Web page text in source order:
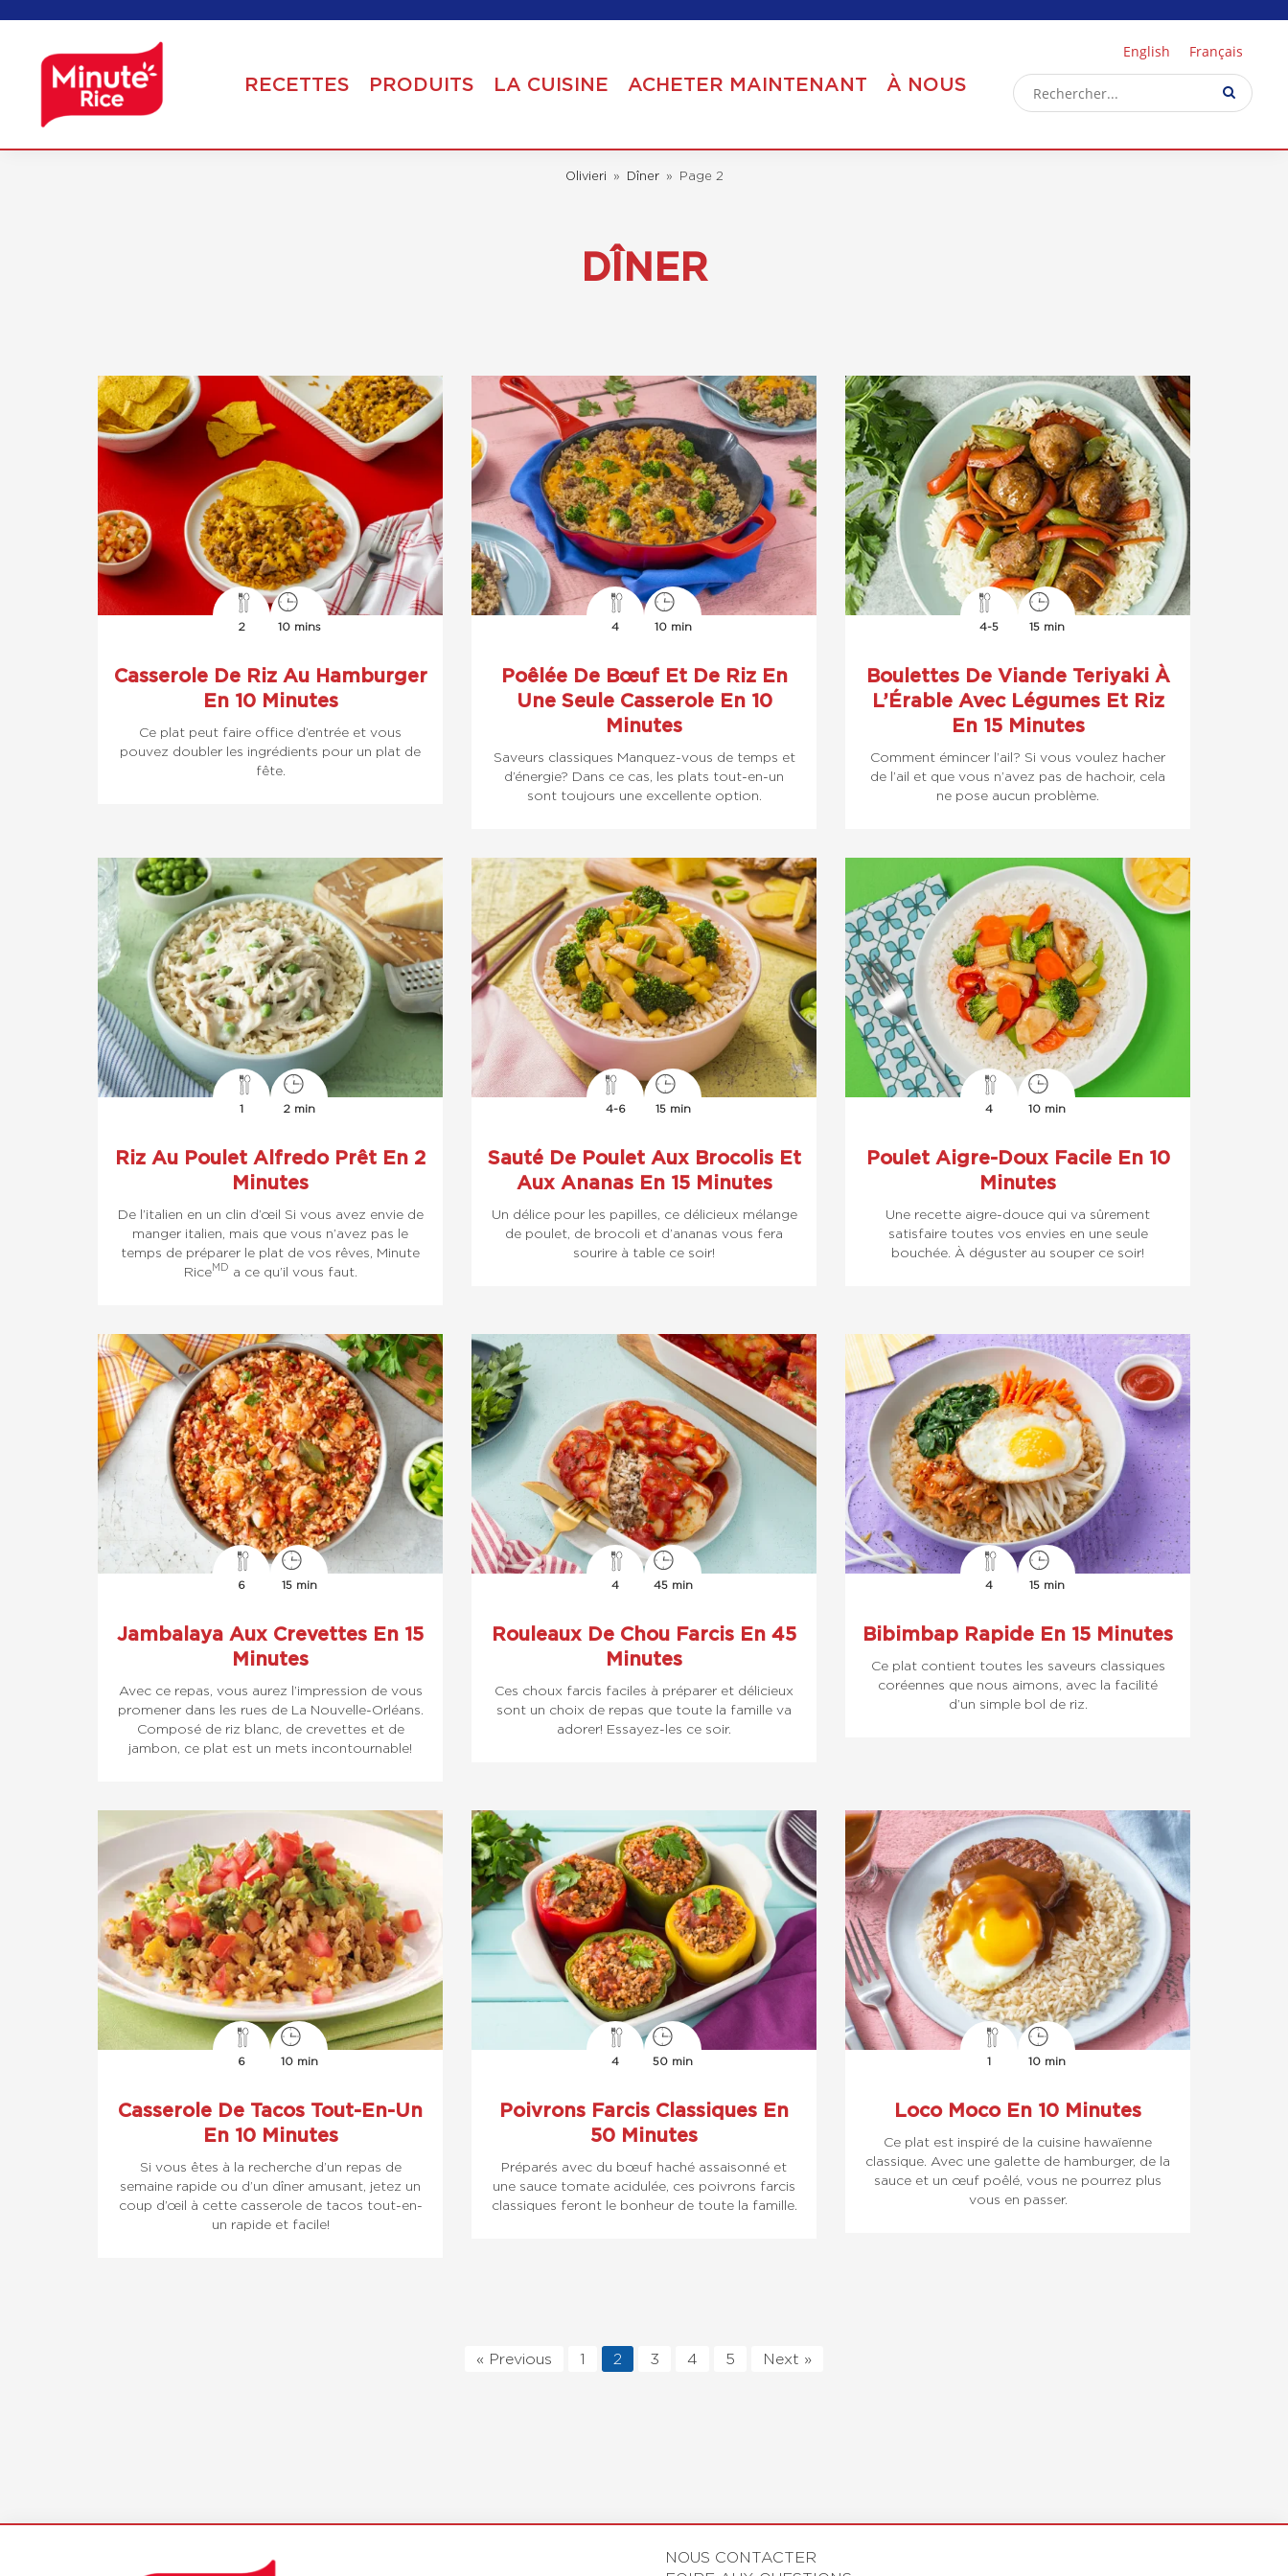
RECETTES PRODUITS LA CUISINE ACHETER MAINTENANT À NOUS
English Français
Olivieri » Dîner » Page 2
DÎNER
2 10 mins
Casserole De Riz Au Hamburger
En 10 Minutes
Ce plat peut faire office d’entrée et vous
pouvez doubler les ingrédients pour un plat de
fête.
4 10 min
Poêlée De Bœuf Et De Riz En
Une Seule Casserole En 10
Minutes
Saveurs classiques Manquez-vous de temps et
d’énergie? Dans ce cas, les plats tout-en-un
sont toujours une excellente option.
4-5 15 min
Boulettes De Viande Teriyaki À
L’Érable Avec Légumes Et Riz
En 15 Minutes
Comment émincer l’ail? Si vous voulez hacher
de l’ail et que vous n’avez pas de hachoir, cela
ne pose aucun problème.
1 2 min
Riz Au Poulet Alfredo Prêt En 2
Minutes
De l’italien en un clin d’œil Si vous avez envie de
manger italien, mais que vous n’avez pas le
temps de préparer le plat de vos rêves, Minute
RiceMD a ce qu’il vous faut.
4-6 15 min
Sauté De Poulet Aux Brocolis Et
Aux Ananas En 15 Minutes
Un délice pour les papilles, ce délicieux mélange
de poulet, de brocoli et d’ananas vous fera
sourire à table ce soir!
4 10 min
Poulet Aigre-Doux Facile En 10
Minutes
Une recette aigre-douce qui va sûrement
satisfaire toutes vos envies en une seule
bouchée. À déguster au souper ce soir!
6 15 min
Jambalaya Aux Crevettes En 15
Minutes
Avec ce repas, vous aurez l’impression de vous
promener dans les rues de La Nouvelle-Orléans.
Composé de riz blanc, de crevettes et de
jambon, ce plat est un mets incontournable!
4 45 min
Rouleaux De Chou Farcis En 45
Minutes
Ces choux farcis faciles à préparer et délicieux
sont un choix de repas que toute la famille va
adorer! Essayez-les ce soir.
4 15 min
Bibimbap Rapide En 15 Minutes
Ce plat contient toutes les saveurs classiques
coréennes que nous aimons, avec la facilité
d’un simple bol de riz.
6 10 min
Casserole De Tacos Tout-En-Un
En 10 Minutes
Si vous êtes à la recherche d’un repas de
semaine rapide ou d’un dîner amusant, jetez un
coup d’œil à cette casserole de tacos tout-en-
un rapide et facile!
4 50 min
Poivrons Farcis Classiques En
50 Minutes
Préparés avec du bœuf haché assaisonné et
une sauce tomate acidulée, ces poivrons farcis
classiques feront le bonheur de toute la famille.
1 10 min
Loco Moco En 10 Minutes
Ce plat est inspiré de la cuisine hawaïenne
classique. Avec une galette de hamburger, de la
sauce et un œuf poêlé, vous ne pourrez plus
vous en passer.
« Previous 1 2 3 4 5 Next »
NOUS CONTACTER